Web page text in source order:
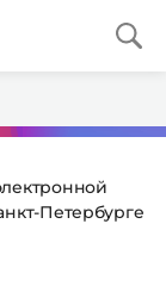
Петербурге